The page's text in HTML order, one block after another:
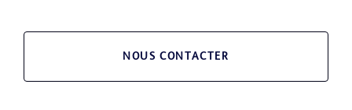
NOUS CONTACTER